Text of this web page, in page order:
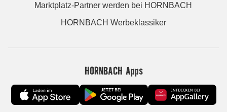
Marktplatz-Partner werden bei HORNBACH
HORNBACH Werbeklassiker
HORNBACH Apps